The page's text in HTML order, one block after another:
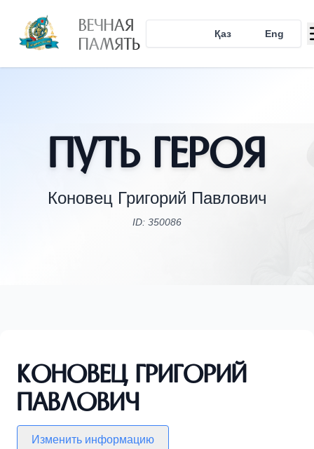
ВЕЧНАЯ
ПАМЯТЬ Қаз Eng
Путь Героя
Коновец Григорий Павлович
ID: 350086
Коновец Григорий
Павлович
Изменить информацию